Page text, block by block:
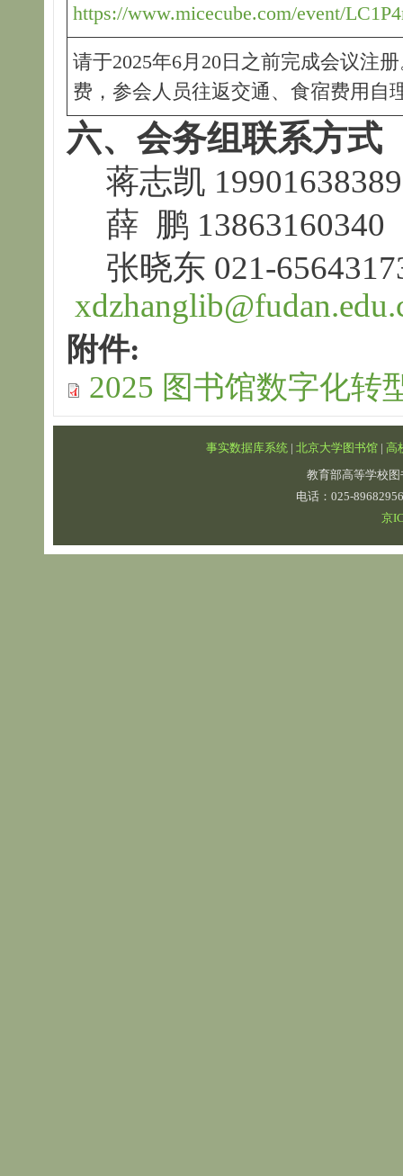
https://www.micecube.com/event/
请于2025年6月20日之前完成会议注
费，参会人员往返交通、食宿费用自
六、会务组联系方式
蒋志凯
薛 鹏
张晓东 021-
附件:
2025 图书馆数字化转
事实数据库系统 | 北京大学图书馆| 高
教育部高等学校
电话：025-
京